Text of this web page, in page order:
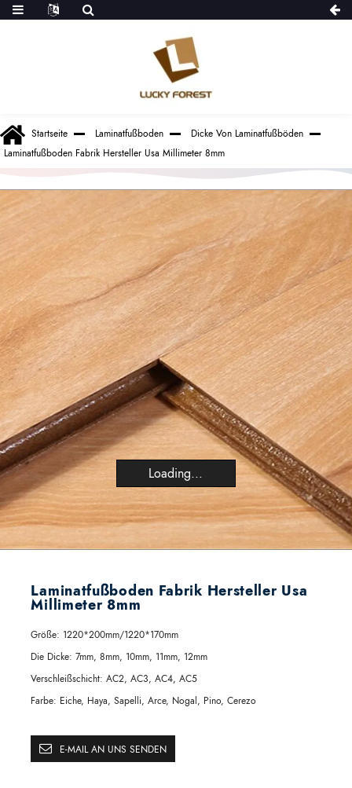
Startseite Laminatfußboden
Dicke Von Laminatfußböden
Laminatfußboden Fabrik Hersteller Usa Millimeter 8mm
Loading...
Laminatfußboden Fabrik Hersteller Usa
Millimeter 8mm
Größe: 1220*200mm/1220*170mm
Die Dicke: 7mm, 8mm, 10mm, 11mm, 12mm
Verschleißschicht: AC2, AC3, AC4, AC5
Farbe: Eiche, Haya, Sapelli, Arce, Nogal, Pino, Cerezo
E-MAIL AN UNS SENDEN